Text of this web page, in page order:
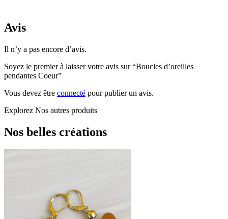
Avis
Il n’y a pas encore d’avis.
Soyez le premier à laisser votre avis sur “Boucles d’oreilles
pendantes Coeur”
Vous devez être connecté pour publier un avis.
Explorez Nos autres produits
Nos belles créations